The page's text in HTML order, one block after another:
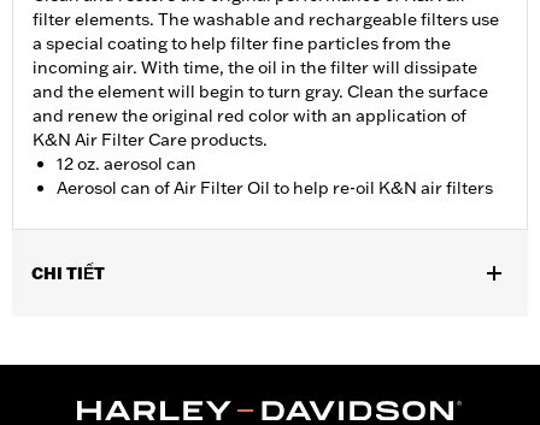
filter elements. The washable and rechargeable filters use
a special coating to help filter fine particles from the
incoming air. With time, the oil in the filter will dissipate
and the element will begin to turn gray. Clean the surface
and renew the original red color with an application of
K&N Air Filter Care products.
12 oz. aerosol can
Aerosol can of Air Filter Oil to help re-oil K&N air filters
CHI TIẾT
In the Box:1 aerosol can